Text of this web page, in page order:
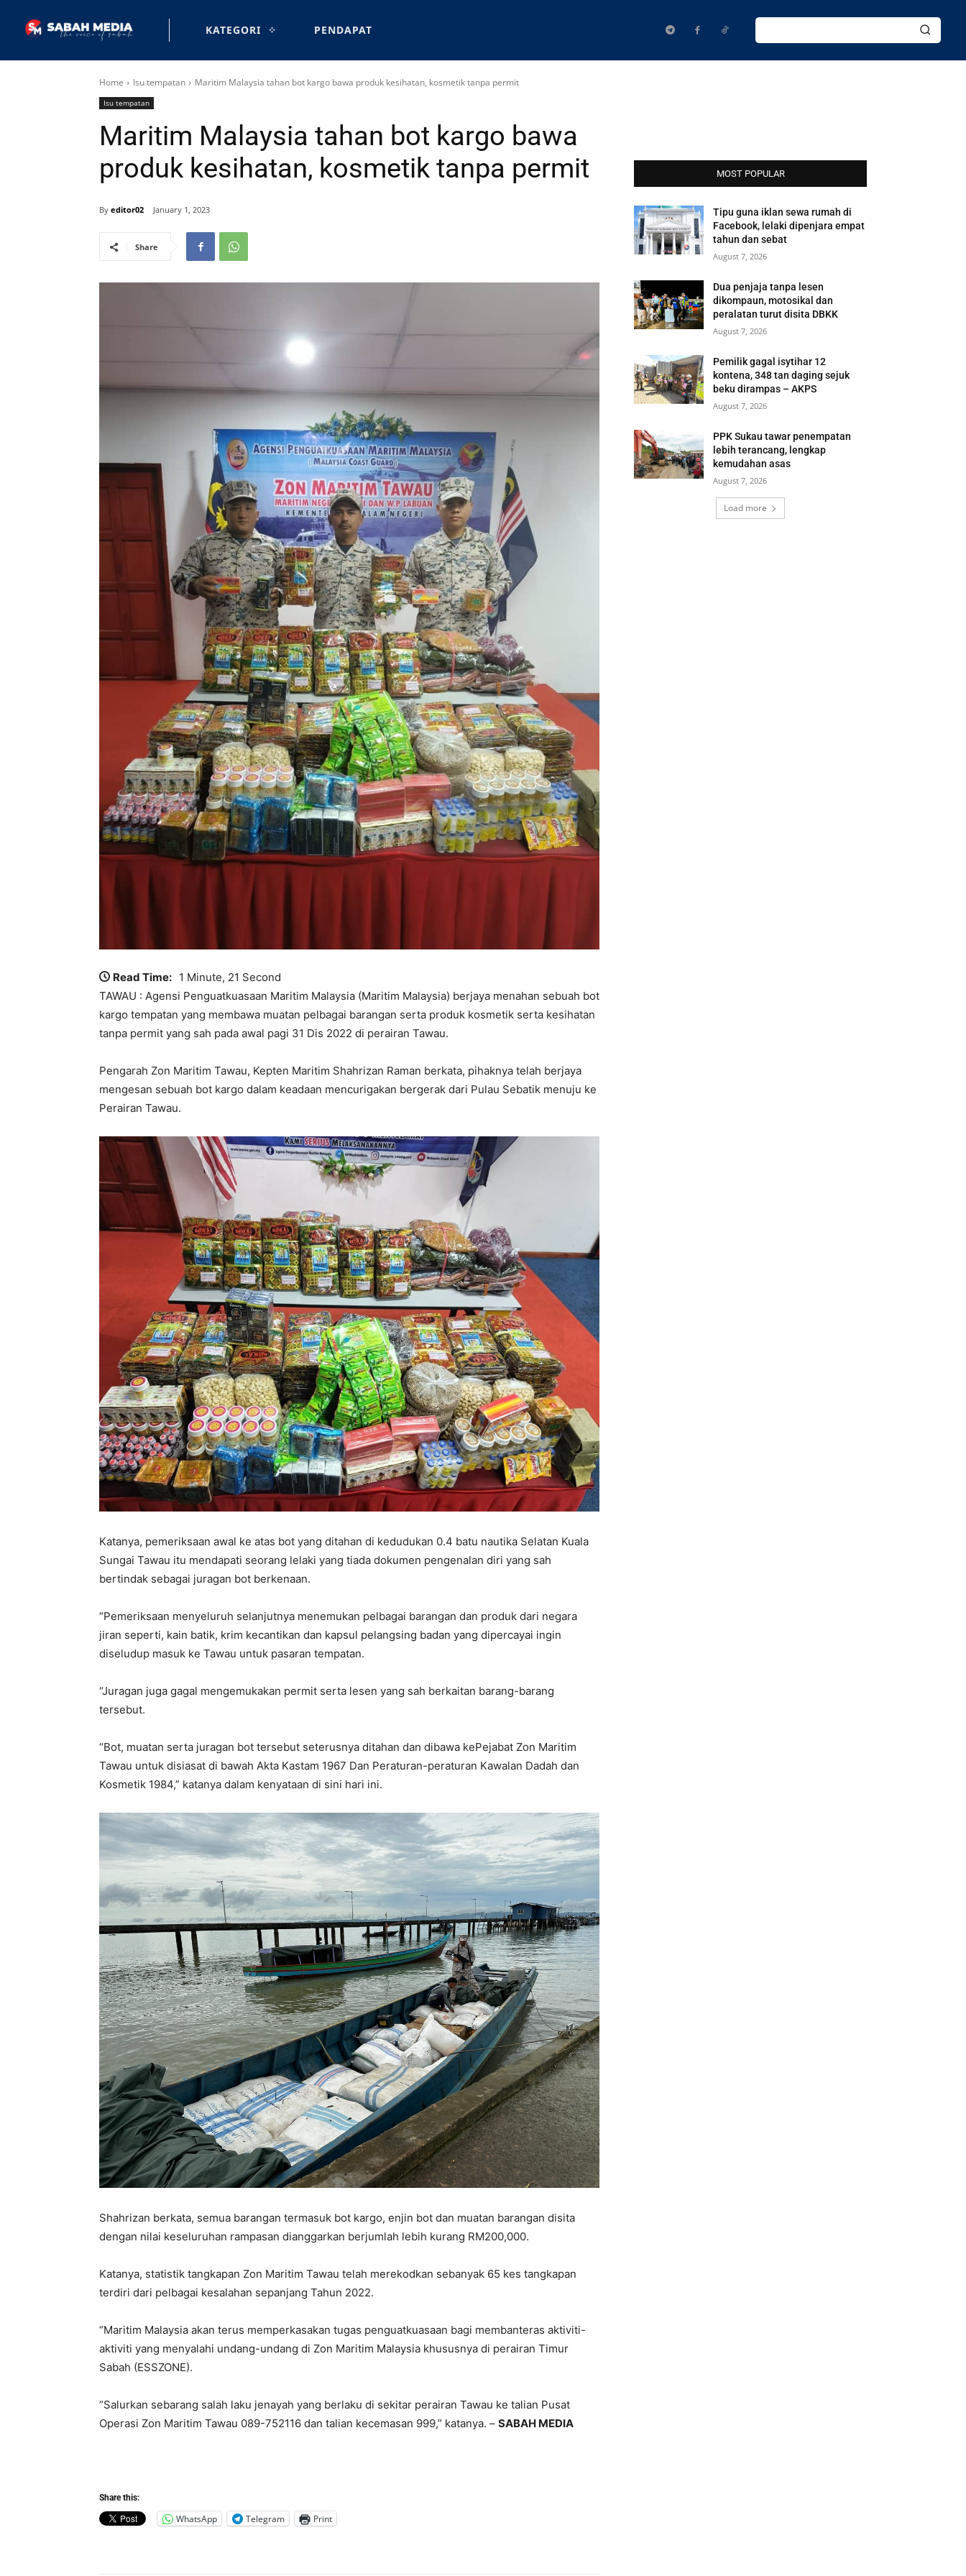
KATEGORI PENDAPAT
Home Isu tempatan Maritim Malaysia tahan bot kargo bawa produk kesihatan, kosmetik tanpa permit
Isu tempatan
Maritim Malaysia tahan bot kargo bawa
produk kesihatan, kosmetik tanpa permit
By editor02 January 1, 2023
Share
Read Time: 1 Minute, 21 Second
TAWAU : Agensi Penguatkuasaan Maritim Malaysia (Maritim Malaysia) berjaya menahan sebuah bot
kargo tempatan yang membawa muatan pelbagai barangan serta produk kosmetik serta kesihatan
tanpa permit yang sah pada awal pagi 31 Dis 2022 di perairan Tawau.
Pengarah Zon Maritim Tawau, Kepten Maritim Shahrizan Raman berkata, pihaknya telah berjaya
mengesan sebuah bot kargo dalam keadaan mencurigakan bergerak dari Pulau Sebatik menuju ke
Perairan Tawau.
Katanya, pemeriksaan awal ke atas bot yang ditahan di kedudukan 0.4 batu nautika Selatan Kuala
Sungai Tawau itu mendapati seorang lelaki yang tiada dokumen pengenalan diri yang sah
bertindak sebagai juragan bot berkenaan.
“Pemeriksaan menyeluruh selanjutnya menemukan pelbagai barangan dan produk dari negara
jiran seperti, kain batik, krim kecantikan dan kapsul pelangsing badan yang dipercayai ingin
diseludup masuk ke Tawau untuk pasaran tempatan.
“Juragan juga gagal mengemukakan permit serta lesen yang sah berkaitan barang-barang
tersebut.
“Bot, muatan serta juragan bot tersebut seterusnya ditahan dan dibawa kePejabat Zon Maritim
Tawau untuk disiasat di bawah Akta Kastam 1967 Dan Peraturan-peraturan Kawalan Dadah dan
Kosmetik 1984,” katanya dalam kenyataan di sini hari ini.
Shahrizan berkata, semua barangan termasuk bot kargo, enjin bot dan muatan barangan disita
dengan nilai keseluruhan rampasan dianggarkan berjumlah lebih kurang RM200,000.
Katanya, statistik tangkapan Zon Maritim Tawau telah merekodkan sebanyak 65 kes tangkapan
terdiri dari pelbagai kesalahan sepanjang Tahun 2022.
“Maritim Malaysia akan terus memperkasakan tugas penguatkuasaan bagi membanteras aktiviti-
aktiviti yang menyalahi undang-undang di Zon Maritim Malaysia khususnya di perairan Timur
Sabah (ESSZONE).
“Salurkan sebarang salah laku jenayah yang berlaku di sekitar perairan Tawau ke talian Pusat
Operasi Zon Maritim Tawau 089-752116 dan talian kecemasan 999,” katanya. – SABAH MEDIA
Share this:
WhatsApp Telegram Print
MOST POPULAR
Tipu guna iklan sewa rumah di
Facebook, lelaki dipenjara empat
tahun dan sebat
August 7, 2026
Dua penjaja tanpa lesen
dikompaun, motosikal dan
peralatan turut disita DBKK
August 7, 2026
Pemilik gagal isytihar 12
kontena, 348 tan daging sejuk
beku dirampas – AKPS
August 7, 2026
PPK Sukau tawar penempatan
lebih terancang, lengkap
kemudahan asas
August 7, 2026
Load more